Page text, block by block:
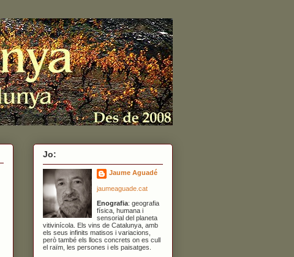
Jo:
Jaume Aguadé
jaumeaguade.cat
Enografia: geografia
física, humana i
sensorial del planeta
vitivinícola. Els vins de Catalunya, amb
els seus infinits matisos i variacions,
però també els llocs concrets on es cull
el raïm, les persones i els paisatges.